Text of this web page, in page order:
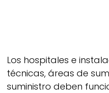
Los hospitales e
técnicas, áreas de
suministro deben